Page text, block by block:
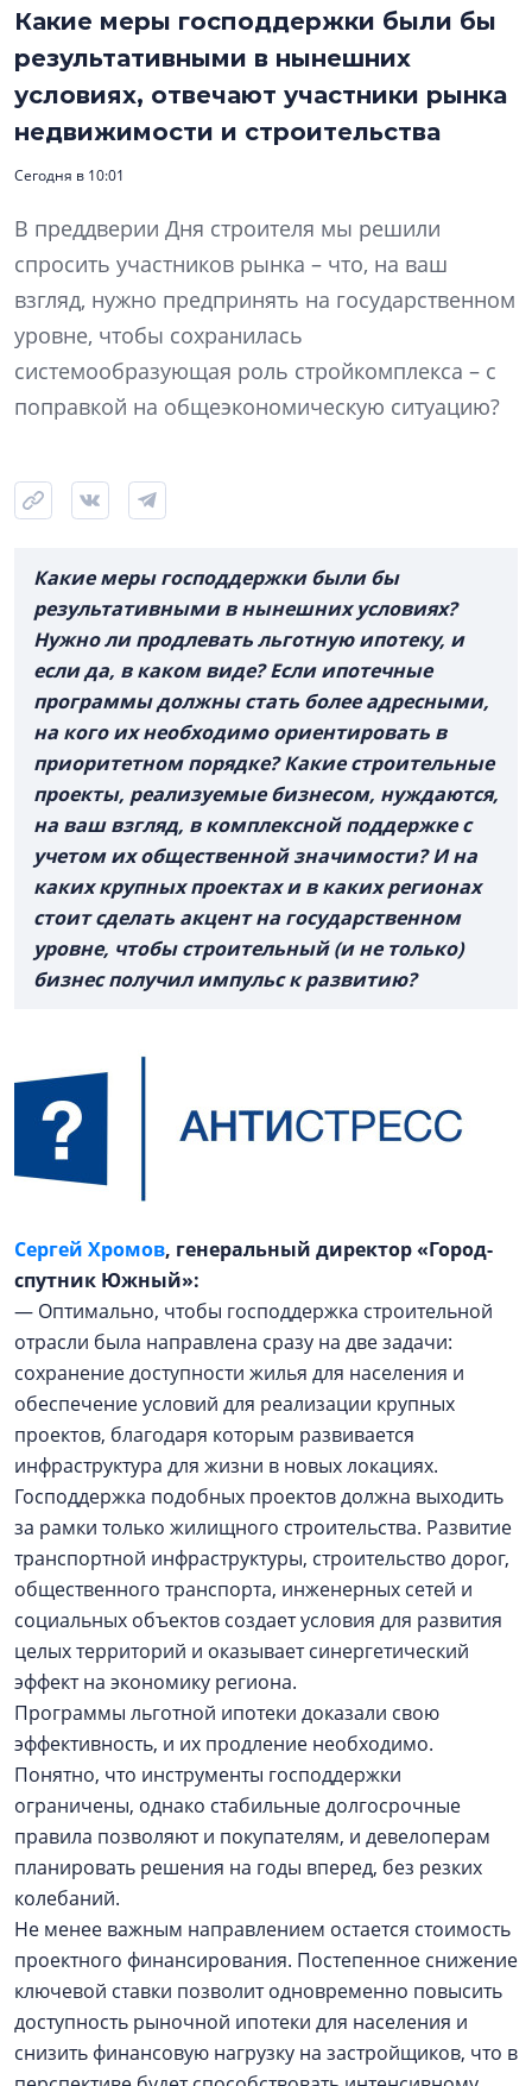
Какие меры господдержки были бы
результативными в нынешних
условиях, отвечают участники рынка
недвижимости и строительства
Сегодня в 10:01
В преддверии Дня строителя мы решили
спросить участников рынка – что, на ваш
взгляд, нужно предпринять на государственном
уровне, чтобы сохранилась
системообразующая роль стройкомплекса – с
поправкой на общеэкономическую ситуацию?
Какие меры господдержки были бы
результативными в нынешних условиях?
Нужно ли продлевать льготную ипотеку, и
если да, в каком виде? Если ипотечные
программы должны стать более адресными,
на кого их необходимо ориентировать в
приоритетном порядке? Какие строительные
проекты, реализуемые бизнесом, нуждаются,
на ваш взгляд, в комплексной поддержке с
учетом их общественной значимости? И на
каких крупных проектах и в каких регионах
стоит сделать акцент на государственном
уровне, чтобы строительный (и не только)
бизнес получил импульс к развитию?
Сергей Хромов, генеральный директор «Город-
спутник Южный»:
— Оптимально, чтобы господдержка строительной
отрасли была направлена сразу на две задачи:
сохранение доступности жилья для населения и
обеспечение условий для реализации крупных
проектов, благодаря которым развивается
инфраструктура для жизни в новых локациях.
Господдержка подобных проектов должна выходить
за рамки только жилищного строительства. Развитие
транспортной инфраструктуры, строительство дорог,
общественного транспорта, инженерных сетей и
социальных объектов создает условия для развития
целых территорий и оказывает синергетический
эффект на экономику региона.
Программы льготной ипотеки доказали свою
эффективность, и их продление необходимо.
Понятно, что инструменты господдержки
ограничены, однако стабильные долгосрочные
правила позволяют и покупателям, и девелоперам
планировать решения на годы вперед, без резких
колебаний.
Не менее важным направлением остается стоимость
проектного финансирования. Постепенное снижение
ключевой ставки позволит одновременно повысить
доступность рыночной ипотеки для населения и
снизить финансовую нагрузку на застройщиков, что в